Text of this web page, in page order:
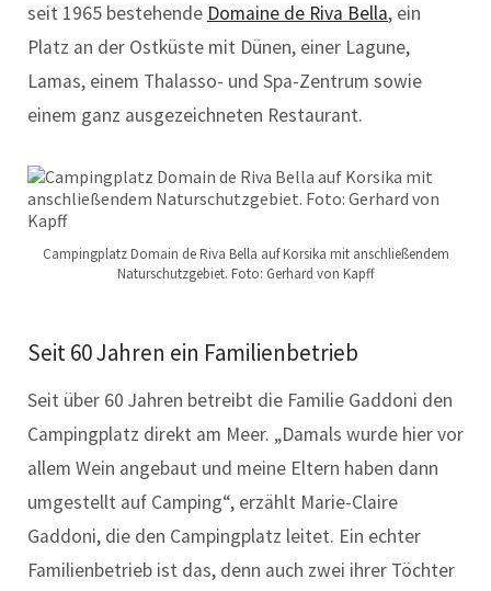
seit 1965 bestehende Domaine de Riva Bella, ein
Platz an der Ostküste mit Dünen, einer Lagune,
Lamas, einem Thalasso- und Spa-Zentrum sowie
einem ganz ausgezeichneten Restaurant.
Campingplatz Domain de Riva Bella auf Korsika mit anschließendem
Naturschutzgebiet. Foto: Gerhard von Kapff
Seit 60 Jahren ein Familienbetrieb
Seit über 60 Jahren betreibt die Familie Gaddoni den
Campingplatz direkt am Meer. „Damals wurde hier vor
allem Wein angebaut und meine Eltern haben dann
umgestellt auf Camping“, erzählt Marie-Claire
Gaddoni, die den Campingplatz leitet. Ein echter
Familienbetrieb ist das, denn auch zwei ihrer Töchter